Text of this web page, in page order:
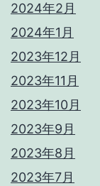
2024年2月
2024年1月
2023年12月
2023年11月
2023年10月
2023年9月
2023年8月
2023年7月